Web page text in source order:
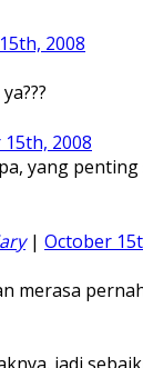
2008
2008
yang
| October
merasa